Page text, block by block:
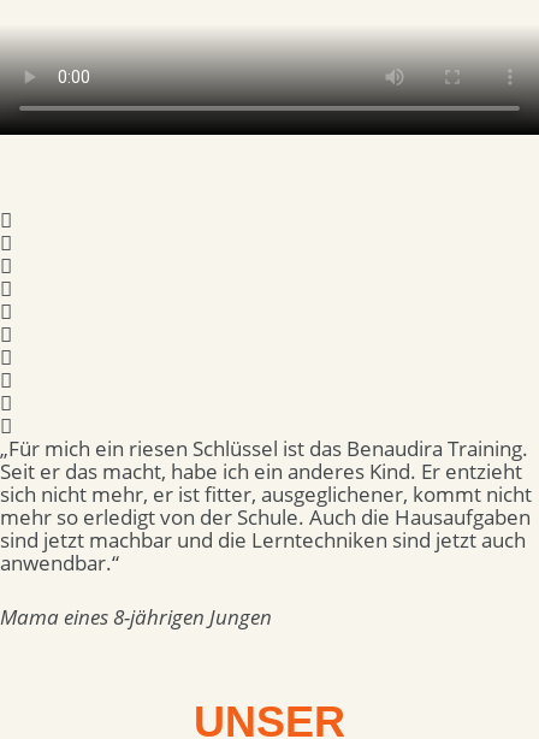
„Für mich ein riesen Schlüssel ist das Benaudira Training.
Seit er das macht, habe ich ein anderes Kind. Er entzieht
sich nicht mehr, er ist fitter, ausgeglichener, kommt nicht
mehr so erledigt von der Schule. Auch die Hausaufgaben
sind jetzt machbar und die Lerntechniken sind jetzt auch
anwendbar.“
Mama eines 8-jährigen Jungen
UNSER